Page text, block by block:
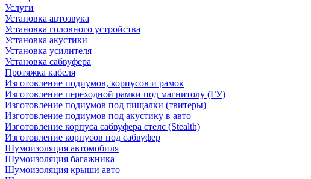
Услуги
Установка автозвука
Установка головного устройства
Установка акустики
Установка усилителя
Установка сабвуфера
Протяжка кабеля
Изготовление подиумов, корпусов и рамок
Изготовление переходной рамки под магнитолу (ГУ)
Изготовление подиумов под пищалки (твитеры)
Изготовление подиумов под акустику в авто
Изготовление корпуса сабвуфера стелс (Stealth)
Изготовление корпусов под сабвуфер
Шумоизоляция автомобиля
Шумоизоляция багажника
Шумоизоляция крыши авто